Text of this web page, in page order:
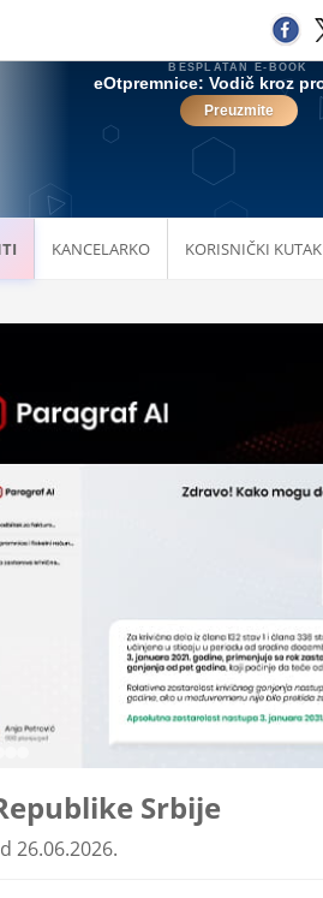
KANCELARKO KORISNIČKI KUTAK
Srbije
26.06.2026.